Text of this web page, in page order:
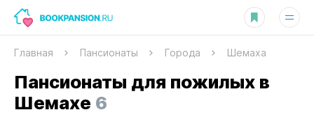
Главная Пансионаты Города Шемаха
Пансионаты для пожилых в
Шемахе 6